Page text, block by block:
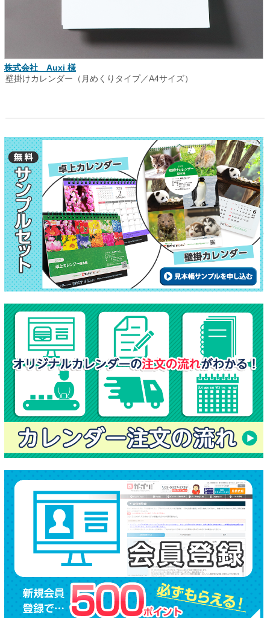
株式会社 Auxi 様
壁掛けカレンダー（月めくりタイプ／A4サイズ）